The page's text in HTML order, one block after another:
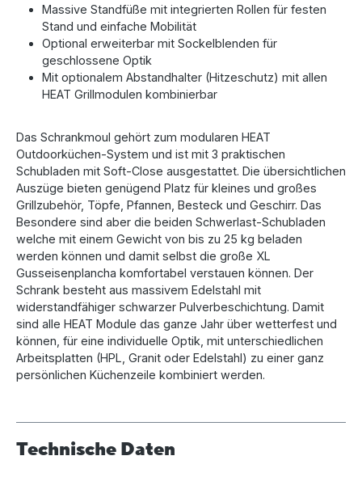
Massive Standfüße mit integrierten Rollen für festen
Stand und einfache Mobilität
Optional erweiterbar mit Sockelblenden für
geschlossene Optik
Mit optionalem Abstandhalter (Hitzeschutz) mit allen
HEAT Grillmodulen kombinierbar
Das Schrankmoul gehört zum modularen HEAT
Outdoorküchen-System und ist mit 3 praktischen
Schubladen mit Soft-Close ausgestattet. Die übersichtlichen
Auszüge bieten genügend Platz für kleines und großes
Grillzubehör, Töpfe, Pfannen, Besteck und Geschirr. Das
Besondere sind aber die beiden Schwerlast-Schubladen
welche mit einem Gewicht von bis zu 25 kg beladen
werden können und damit selbst die große XL
Gusseisenplancha komfortabel verstauen können. Der
Schrank besteht aus massivem Edelstahl mit
widerstandfähiger schwarzer Pulverbeschichtung. Damit
sind alle HEAT Module das ganze Jahr über wetterfest und
können, für eine individuelle Optik, mit unterschiedlichen
Arbeitsplatten (HPL, Granit oder Edelstahl) zu einer ganz
persönlichen Küchenzeile kombiniert werden.
Technische Daten